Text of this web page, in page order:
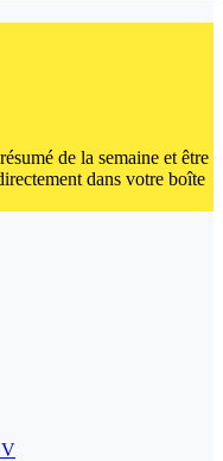
de la semaine et être
dans votre boîte